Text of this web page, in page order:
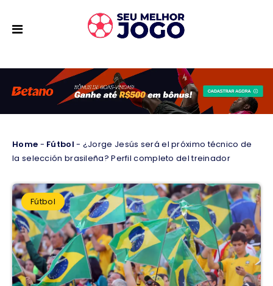
Home - Fútbol - ¿Jorge Jesús será el próximo técnico de
la selección brasileña? Perfil completo del treinador
Fútbol